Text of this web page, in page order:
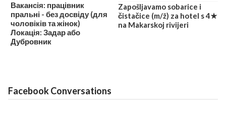
Вакансія: працівник
пральні - без досвіду (для
чоловіків та жінок)
Локація: Задар або
Дубровник
Zapošljavamo sobarice i
čistačice (m/ž) za hotel s 4★
na Makarskoj rivijeri
Facebook Conversations